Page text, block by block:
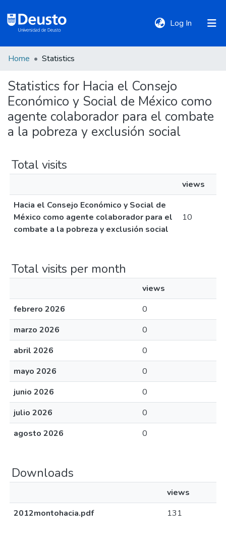
Log In (current)
Communities
&
Collections
Policies
Home Statistics
Statistics for Hacia el Consejo
Económico y Social de México como
agente colaborador para el combate
a la pobreza y exclusión social
Total visits
views
Hacia el Consejo Económico y Social de
México como agente colaborador para el
combate a la pobreza y exclusión social
10
Total visits per month
views
febrero 2026
0
marzo 2026
0
abril 2026
0
mayo 2026
0
junio 2026
0
julio 2026
0
agosto 2026
0
Downloads
views
2012montohacia.pdf
131